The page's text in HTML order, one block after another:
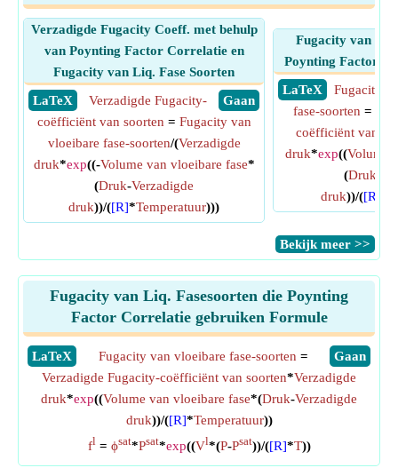
Verzadigde Fugacity Coeff. met behulp
van Poynting Factor Correlatie en
Fugacity van Liq. Fase Soorten
​ LaTeX
​ Gaan
Verzadigde Fugacity-
coëfficiënt van soorten = Fugacity van
vloeibare fase-soorten/(Verzadigde
druk*exp((-Volume van vloeibare fase*
(Druk-Verzadigde
druk))/([R]*Temperatuur)))
Fugacity van
Poynting Factor
​ LaTeX
Fugacity
fase-soorten =
coëfficiënt van
druk*exp((Volume
(Druk
druk))/([R]
​Bekijk meer >>
Fugacity van Liq. Fasesoorten die Poynting
Factor Correlatie gebruiken Formule
​LaTeX ​Gaan
Fugacity van vloeibare fase-soorten =
Verzadigde Fugacity-coëfficiënt van soorten*Verzadigde
druk*exp((Volume van vloeibare fase*(Druk-Verzadigde
druk))/([R]*Temperatuur))
fl= ϕsat*Psat*exp((Vl*(P-Psat))/([R]*T))